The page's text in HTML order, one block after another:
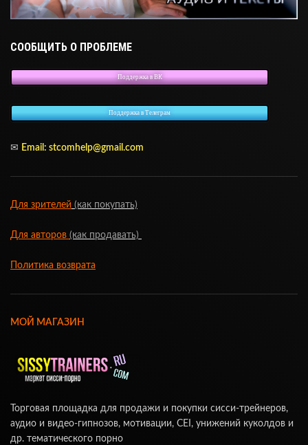
СООБЩИТЬ О ПРОБЛЕМЕ
Поддержка в ВК
Поддержка в Телеграм
✉ Email: stcomhelp@gmail.com
Для зрителей (как покупать)
Для авторов (как продавать)
Политика возврата
МОЙ МАГАЗИН
Торговая площадка для продажи и покупки сисси-трейнеров,
аудио и видео-гипнозов, мотивации, CEI, унижений куколдов и
др. тематического порно